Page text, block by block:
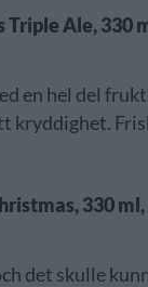
Ale, 330
en hel del
kryddighet.
330 ml,
det skulle